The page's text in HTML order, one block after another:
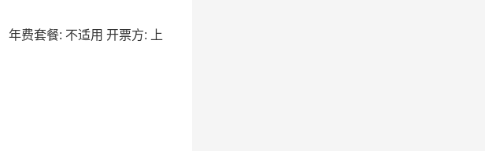
年费套餐: 不适用 开票方: 上